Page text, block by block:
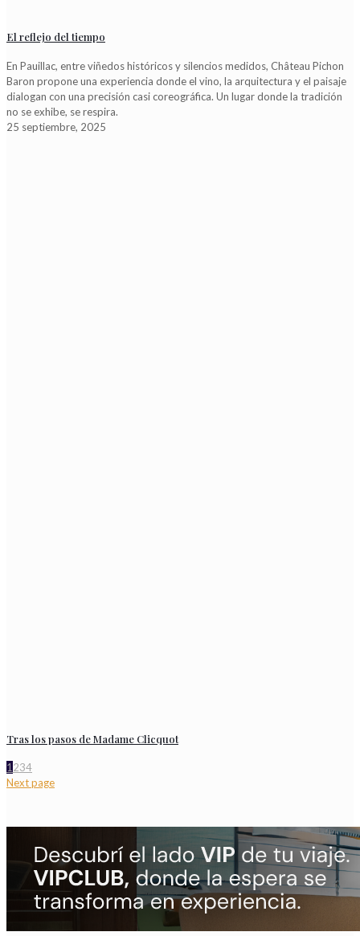
El reflejo del tiempo
En Pauillac, entre viñedos históricos y silencios medidos, Château Pichon
Baron propone una experiencia donde el vino, la arquitectura y el paisaje
dialogan con una precisión casi coreográfica. Un lugar donde la tradición
no se exhibe, se respira.
25 septiembre, 2025
Tras los pasos de Madame Clicquot
1 234
Next page